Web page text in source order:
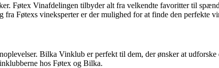
Føtex Vinafdelingen tilbyder alt fra velkendte favoritter til
Føtexs vineksperter er der mulighed for at finde den perfekte
Bilka Vinklub er perfekt til dem, der ønsker at
hos Føtex og Bilka.